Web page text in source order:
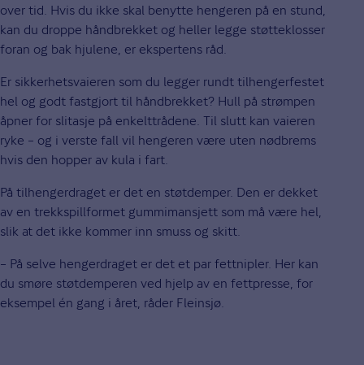
over tid. Hvis du ikke skal benytte hengeren på en stund,
kan du droppe håndbrekket og heller legge støtteklosser
foran og bak hjulene, er ekspertens råd.
Er sikkerhetsvaieren som du legger rundt tilhengerfestet
hel og godt fastgjort til håndbrekket? Hull på strømpen
åpner for slitasje på enkelttrådene. Til slutt kan vaieren
ryke – og i verste fall vil hengeren være uten nødbrems
hvis den hopper av kula i fart.
På tilhengerdraget er det en støtdemper. Den er dekket
av en trekkspillformet gummimansjett som må være hel,
slik at det ikke kommer inn smuss og skitt.
– På selve hengerdraget er det et par fettnipler. Her kan
du smøre støtdemperen ved hjelp av en fettpresse, for
eksempel én gang i året, råder Fleinsjø.